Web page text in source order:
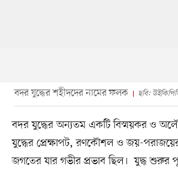
বদর যুদ্ধের শহীদদের নামের ফলক ছবি:
বদর যুদ্ধের অন্যতম একটি বিস্ময়কর ও
যুদ্ধের প্রেক্ষাপট, রণকৌশল ও জয়-পরাজয়ের
জগতের যার গভীর প্রভাব ছিল। যুদ্ধ শুরুর